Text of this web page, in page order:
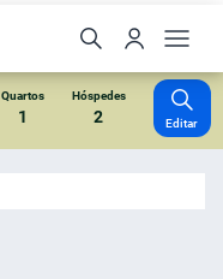
Quartos
1
Hóspedes
2 Editar